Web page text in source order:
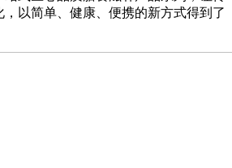
以简单、健康、便携的新方式得到了